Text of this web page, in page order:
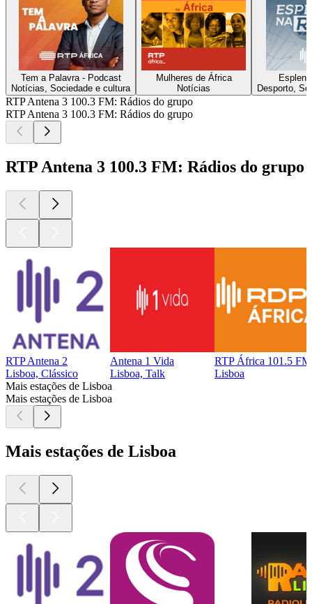
Tem a Palavra - Podcast
Notícias, Sociedade e cultura
Mulheres de África
Notícias
Desporto,
RTP Antena 3 100.3 FM: Rádios do grupo
RTP Antena 3 100.3 FM: Rádios do grupo
RTP Antena 3 100.3 FM: Rádios do grupo
RTP Antena 2
Lisboa, Clássico
Antena 1 Vida
Lisboa, Talk
RTP África 101.5 FM
Lisboa
Mais estações de Lisboa
Mais estações de Lisboa
Mais estações de Lisboa